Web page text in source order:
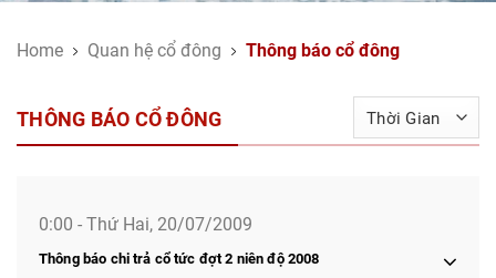
Home Quan hệ cổ đông Thông báo cổ đông
THÔNG BÁO CỔ ĐÔNG
0:00 - Thứ Hai, 20/07/2009
Thông báo chi trả cổ tức đợt 2 niên độ 2008